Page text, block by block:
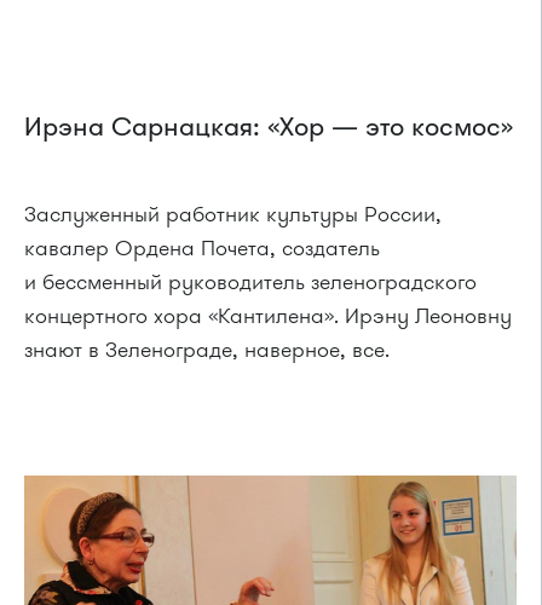
Ирэна Сарнацкая: «Хор — это космос»
Заслуженный работник культуры России,
кавалер Ордена Почета, создатель
и бессменный руководитель зеленоградского
концертного хора «Кантилена». Ирэну Леоновну
знают в Зеленограде, наверное, все.